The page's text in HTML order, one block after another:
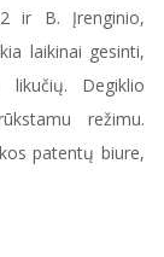
ir B. Įrenginio,
laikinai gesinti,
Degiklio
režimu.
patentų biure,